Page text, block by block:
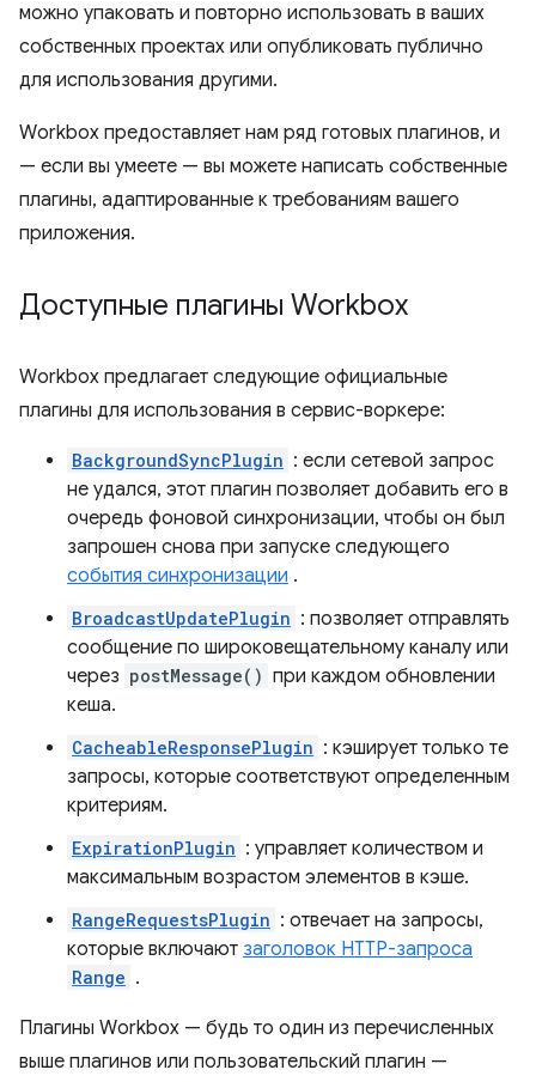
можно упаковать и повторно использовать в ваших
собственных проектах или опубликовать публично
для использования другими.
Workbox предоставляет нам ряд готовых плагинов, и
— если вы умеете — вы можете написать собственные
плагины, адаптированные к требованиям вашего
приложения.
Доступные плагины Workbox
Workbox предлагает следующие официальные
плагины для использования в сервис-воркере:
BackgroundSyncPlugin : если сетевой запрос
не удался, этот плагин позволяет добавить его в
очередь фоновой синхронизации, чтобы он был
запрошен снова при запуске следующего
события синхронизации .
BroadcastUpdatePlugin : позволяет отправлять
сообщение по широковещательному каналу или
через postMessage() при каждом обновлении
кеша.
CacheableResponsePlugin : кэширует только те
запросы, которые соответствуют определенным
критериям.
ExpirationPlugin : управляет количеством и
максимальным возрастом элементов в кэше.
RangeRequestsPlugin : отвечает на запросы,
которые включают заголовок HTTP-запроса
Range .
Плагины Workbox — будь то один из перечисленных
выше плагинов или пользовательский плагин —